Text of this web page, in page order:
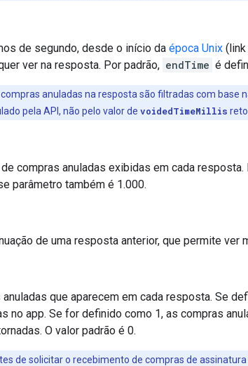
de segundo, desde o início da época Unix (link
ver na resposta. Por padrão, endTime é
anuladas na resposta são filtradas com base
pela API, não pelo valor de voidedTimeMillis
compras anuladas exibidas em cada
parâmetro também é 1.000.
de uma resposta anterior, que permite ver
que aparecem em cada resposta. Se
no app. Se for definido como 1, as compras
O valor padrão é 0.
de solicitar o recebimento de compras de